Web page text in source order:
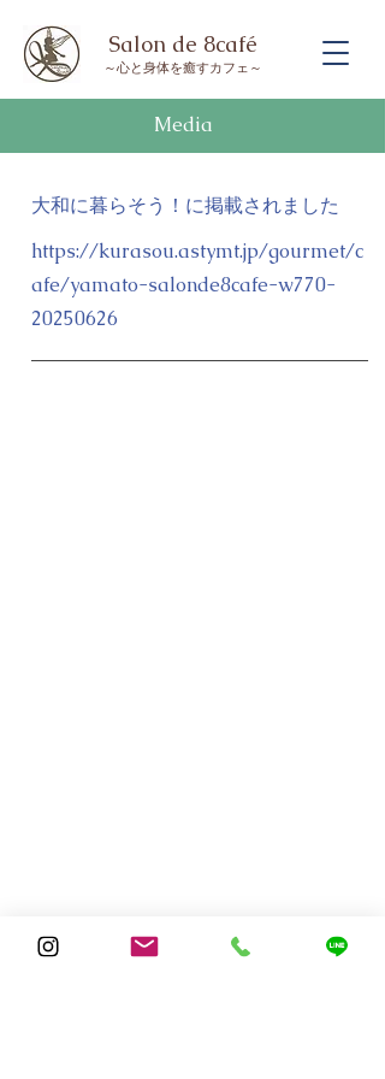
Salon de 8café
～​心と身体を癒すカフェ～
Media
大和に暮らそう！に掲載されました
https://kurasou.astymt.jp/gourmet/c
afe/yamato-salonde8cafe-w770-
20250626